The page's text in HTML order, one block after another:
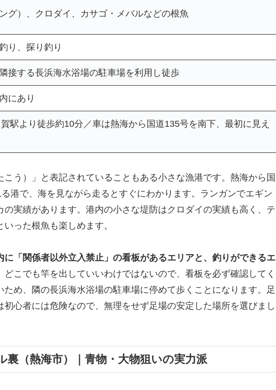
グ）、クロダイ、カサゴ・メバルなどの根魚
り、探り釣り
接する長浜海水浴場の駐車場を利用し徒歩
にあり
駅より徒歩約10分／車は熱海から国道135号を南下、最初に見え
う）」と表記されていることもある小さな漁港です。熱海から国
港で、海を見ながら走るとすぐにわかります。ランガンでエギン
の実績があります。港内の小さな堤防はクロダイの実績も高く、テ
った根魚も楽しめます。
に「関係者以外立入禁止」の看板があるエリアと、釣りができるエ
どこでも竿を出していいわけではないので、看板を必ず確認してく
め、隣の長浜海水浴場の駐車場に停めて歩くことになります。足
心者には危険なので、無理をせず足場の安定した場所を選びまし
（熱海市）｜青物・大物狙いの実力派